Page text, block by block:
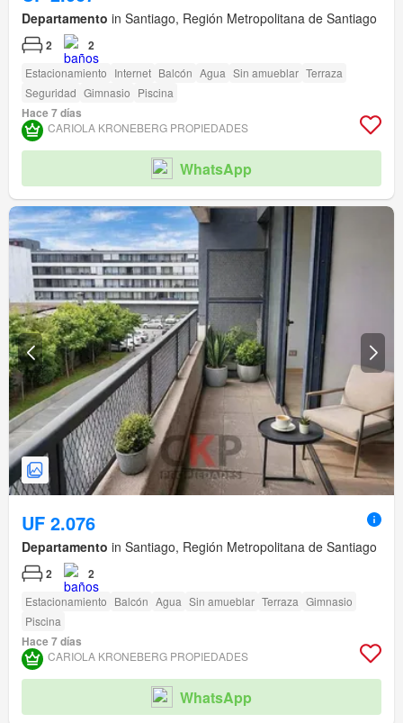
Departamento in Santiago, Región Metropolitana de Santiago
2 2
Estacionamiento Internet Balcón Agua Sin amueblar Terraza
Seguridad Gimnasio Piscina
Hace 7 días
CARIOLA KRONEBERG PROPIEDADES
WhatsApp
UF 2.076
Departamento in Santiago, Región Metropolitana de Santiago
2 2
Estacionamiento Balcón Agua Sin amueblar Terraza Gimnasio
Piscina
Hace 7 días
CARIOLA KRONEBERG PROPIEDADES
WhatsApp